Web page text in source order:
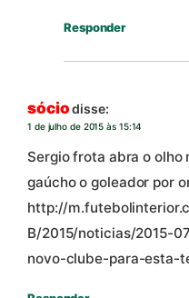
Responder
sócio disse:
1 de julho de 2015 às 15:14
Sergio frota abra o
gaúcho o goleador por
http://
B/2015/noticias/2015-
novo-clube-para-esta-